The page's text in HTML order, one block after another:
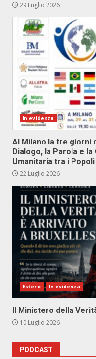
29 Luglio 2026
In evidenza
Al Milano la tre giorni
Dialogo, la Parola e
Umanitaria tra i Popoli
22 Luglio 2026
Estero In evidenza
Il Ministero della
10 Luglio 2026
PODCAST